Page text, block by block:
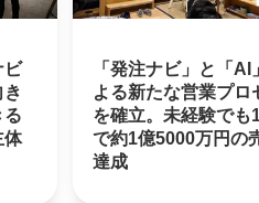
ビ
る
体
「発注ナビ」と「AI
よる新たな営業プロ
を確立。未経験でも
で約1億5000万円の
達成